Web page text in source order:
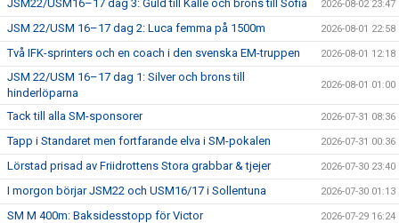
JSM22/USM16–17 dag 3: Guld till Kalle och brons till Sofia 2026-08-02 23:47
JSM 22/USM 16–17 dag 2: Luca femma på 1500m 2026-08-01 22:58
Två IFK-sprinters och en coach i den svenska EM-truppen 2026-08-01 12:18
JSM 22/USM 16–17 dag 1: Silver och brons till
hinderlöparna
2026-08-01 01:00
Tack till alla SM-sponsorer 2026-07-31 08:36
Tapp i Standaret men fortfarande elva i SM-pokalen 2026-07-31 00:36
Lörstad prisad av Friidrottens Stora grabbar & tjejer 2026-07-30 23:40
I morgon börjar JSM22 och USM16/17 i Sollentuna 2026-07-30 01:13
SM M 400m: Baksidesstopp för Victor 2026-07-29 16:24